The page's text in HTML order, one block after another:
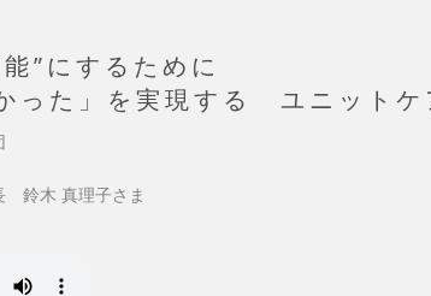
”にするために
った」を実現する ユニットケ
鈴木 真理子さま